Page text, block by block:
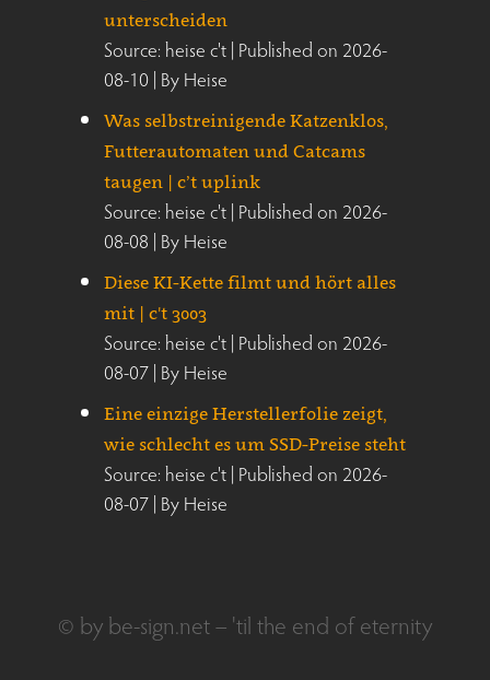
unterscheiden
Source: heise c't Published on 2026-
08-10 By Heise
Was selbstreinigende Katzenklos,
Futterautomaten und Catcams
taugen | c’t uplink
Source: heise c't Published on 2026-
08-08 By Heise
Diese KI-Kette filmt und hört alles
mit | c't 3003
Source: heise c't Published on 2026-
08-07 By Heise
Eine einzige Herstellerfolie zeigt,
wie schlecht es um SSD-Preise steht
Source: heise c't Published on 2026-
08-07 By Heise
© by be-sign.net – 'til the end of eternity